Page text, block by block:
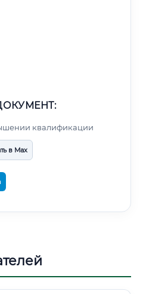
квалификации
в Max